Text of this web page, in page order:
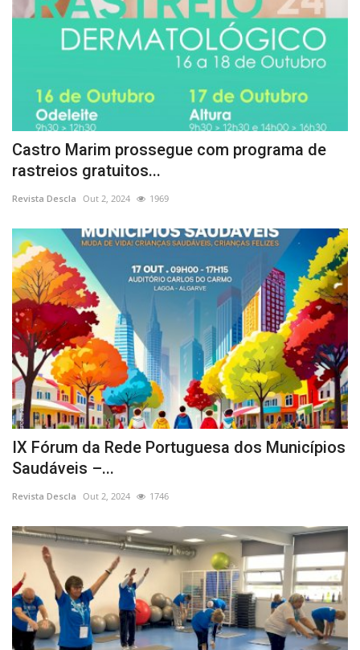
Castro Marim prossegue com programa de
rastreios gratuitos...
Revista Descla Out 2, 2024 1969
IX Fórum da Rede Portuguesa dos Municípios
Saudáveis –...
Revista Descla Out 2, 2024 1746